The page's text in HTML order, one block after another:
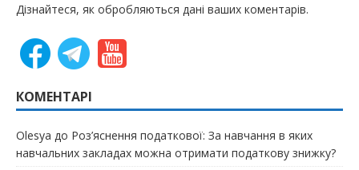
Дізнайтеся, як обробляються дані ваших коментарів.
КОМЕНТАРІ
Olesya до Роз’яснення податкової: За навчання в яких
навчальних закладах можна отримати податкову знижку?